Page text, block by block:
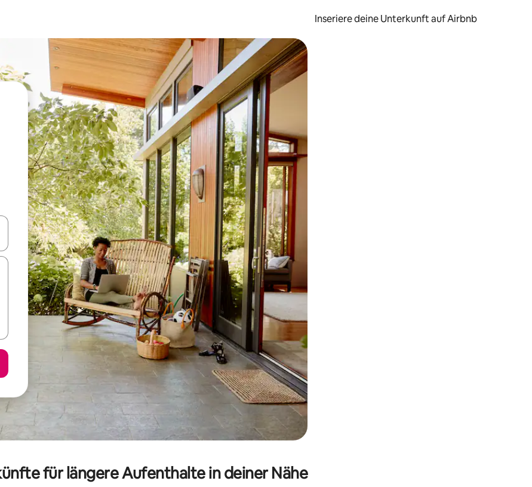
Inseriere deine Unterkunft auf Airbnb
nach oben und unten oder erkunde die Ergebnisse durch Berühren oder Wischgesten.
für längere Aufenthalte in deiner Nähe